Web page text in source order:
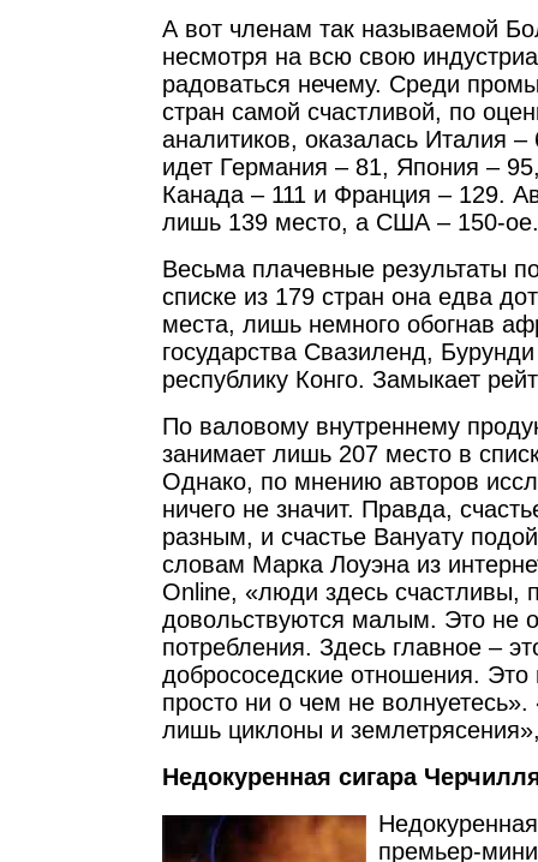
А вот членам так называемой
несмотря на всю свою
радоваться нечему. Среди
стран самой счастливой, по
аналитиков, оказалась Италия
идет Германия – 81, Япония –
Канада – 111 и Франция – 129.
лишь 139 место, а США – 150-ое.
Весьма плачевные результаты
списке из 179 стран она едва
места, лишь немного обогнав
государства Свазиленд,
республику Конго. Замыкает
По валовому внутреннему
занимает лишь 207 место в
Однако, по мнению авторов
ничего не значит. Правда,
разным, и счастье Вануату
словам Марка Лоуэна из
Online, «люди здесь счастливы,
довольствуются малым. Это не
потребления. Здесь главное –
добрососедские отношения. Это
просто ни о чем не волнуетесь».
лишь циклоны и
Недокуренная сигара
премьер-